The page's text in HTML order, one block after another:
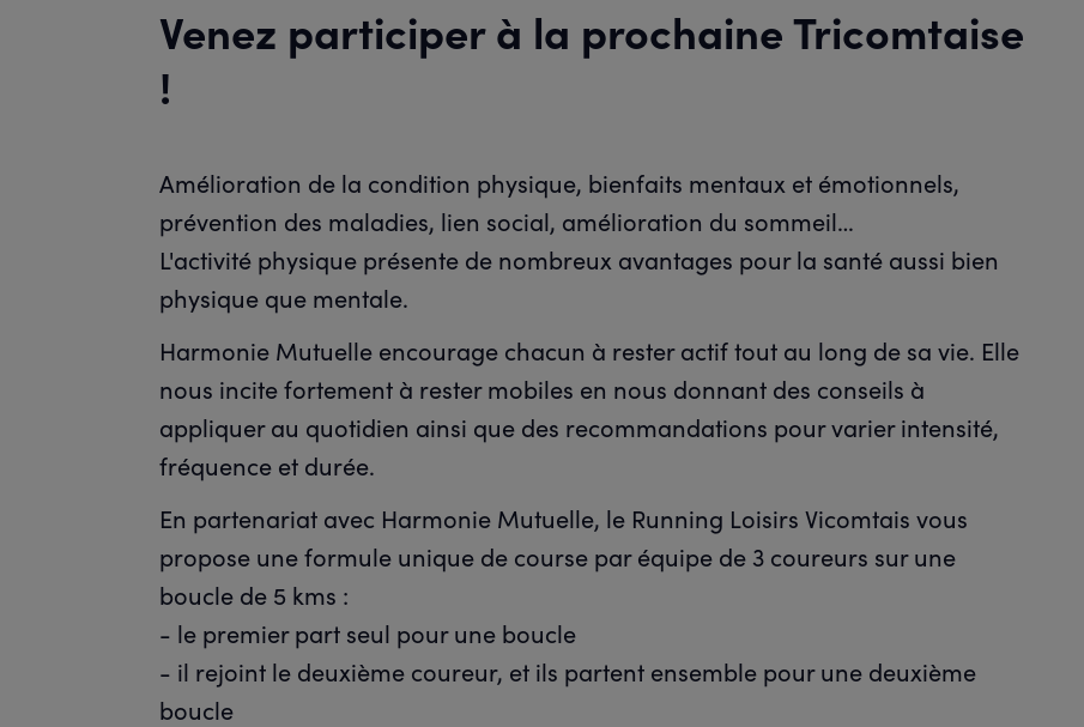
Venez participer à la prochaine Tricomtaise
!
Amélioration de la condition physique, bienfaits mentaux et émotionnels,
prévention des maladies, lien social, amélioration du sommeil…
L'activité physique présente de nombreux avantages pour la santé aussi bien
physique que mentale.
Harmonie Mutuelle encourage chacun à rester actif tout au long de sa vie. Elle
nous incite fortement à rester mobiles en nous donnant des conseils à
appliquer au quotidien ainsi que des recommandations pour varier intensité,
fréquence et durée.
En partenariat avec Harmonie Mutuelle, le Running Loisirs Vicomtais vous
propose une formule unique de course par équipe de 3 coureurs sur une
boucle de 5 kms :
- le premier part seul pour une boucle
- il rejoint le deuxième coureur, et ils partent ensemble pour une deuxième
boucle